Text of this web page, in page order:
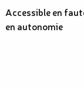
Accessible en
en autonomie